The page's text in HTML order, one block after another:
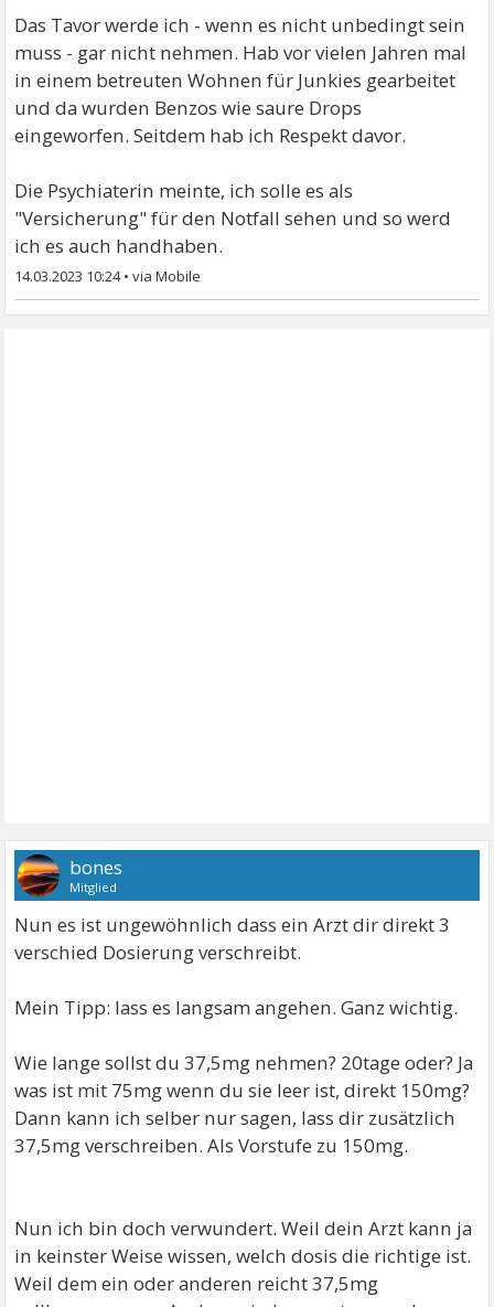
Das Tavor werde ich - wenn es nicht unbedingt sein
muss - gar nicht nehmen. Hab vor vielen Jahren mal
in einem betreuten Wohnen für Junkies gearbeitet
und da wurden Benzos wie saure Drops
eingeworfen. Seitdem hab ich Respekt davor.
Die Psychiaterin meinte, ich solle es als
"Versicherung" für den Notfall sehen und so werd
ich es auch handhaben.
14.03.2023 10:24•
bones
Mitglied
Nun es ist ungewöhnlich dass ein Arzt dir direkt 3
verschied Dosierung verschreibt.
Mein Tipp: lass es langsam angehen. Ganz wichtig.
Wie lange sollst du 37,5mg nehmen? 20tage oder? Ja
was ist mit 75mg wenn du sie leer ist, direkt 150mg?
Dann kann ich selber nur sagen, lass dir zusätzlich
37,5mg verschreiben. Als Vorstufe zu 150mg.
Nun ich bin doch verwundert. Weil dein Arzt kann ja
in keinster Weise wissen, welch dosis die richtige ist.
Weil dem ein oder anderen reicht 37,5mg